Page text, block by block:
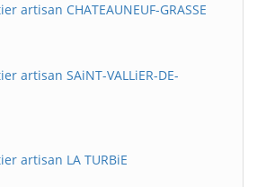
artisan CHATEAUNEUF-GRASSE
artisan SAiNT-VALLiER-DE-
artisan LA TURBiE